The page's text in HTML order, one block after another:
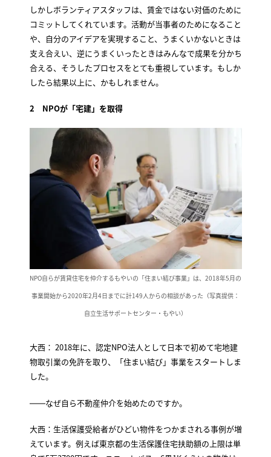
しかしボランティアスタッフは、賃金ではない対価のために
コミットしてくれています。活動が当事者のためになること
や、自分のアイデアを実現すること、うまくいかないときは
支え合えい、逆にうまくいったときはみんなで成果を分かち
合える、そうしたプロセスをとても重視しています。もしか
したら結果以上に、かもしれません。
2 NPOが「宅建」を取得
NPO自らが賃貸住宅を仲介するもやいの「住まい結び事業」は、2018年5月の
事業開始から2020年2月4日までに計149人からの相談があった（写真提供：
自立生活サポートセンター・もやい）
大西： 2018年に、認定NPO法人として日本で初めて宅地建
物取引業の免許を取り、「住まい結び」事業をスタートしま
した。
――なぜ自ら不動産仲介を始めたのですか。
大西：生活保護受給者がひどい物件をつかまされる事例が増
えています。例えば東京都の生活保護住宅扶助額の上限は単